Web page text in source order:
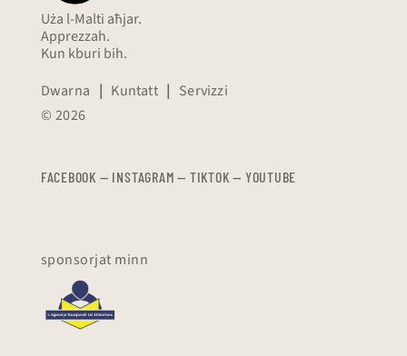
Uża l-Malti aħjar.
Apprezzah.
Kun kburi bih.
Dwarna | Kuntatt | Servizzi
© 2026
FACEBOOK — INSTAGRAM — TIKTOK — YOUTUBE
sponsorjat minn